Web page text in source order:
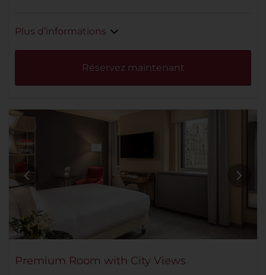
Plus d’informations
Réservez maintenant
Premium Room with City Views